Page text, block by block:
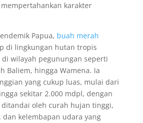
karakter
Papua, buah merah
di lingkungan hutan tropis
wilayah pegunungan seperti
Baliem, hingga Wamena. Ia
yang cukup luas, mulai dari
sekitar 2.000 mdpl, dengan
oleh curah hujan tinggi,
kelembapan udara yang